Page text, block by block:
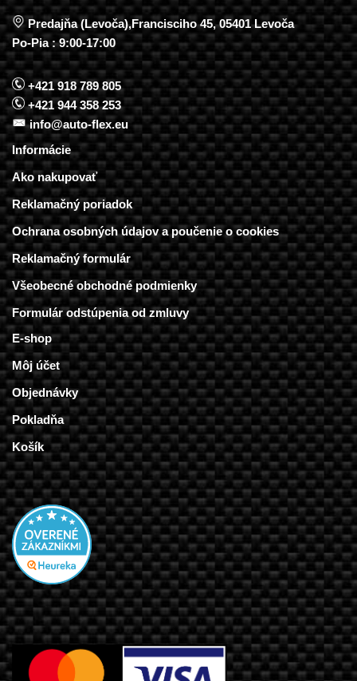
Predajňa (Levoča),Francisciho 45, 05401 Levoča
Po-Pia : 9:00-17:00
+421 918 789 805
+421 944 358 253
info@auto-flex.eu
Informácie
Ako nakupovať
Reklamačný poriadok
Ochrana osobných údajov a poučenie o cookies
Reklamačný formulár
Všeobecné obchodné podmienky
Formulár odstúpenia od zmluvy
E-shop
Môj účet
Objednávky
Pokladňa
Košík